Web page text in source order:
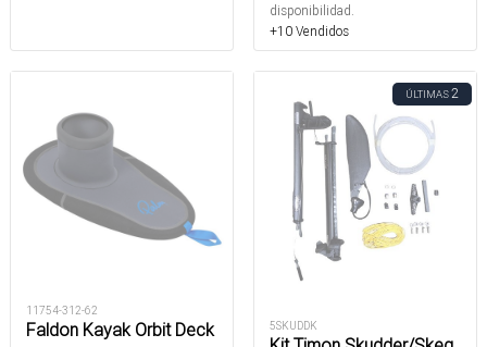
disponibilidad.
+10 Vendidos
11754-312-62
Faldon Kayak Orbit Deck
ÚLTIMAS2
5SKUDDK